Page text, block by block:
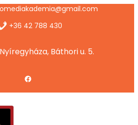
+36 42 788 430
Báthori u. 5.
Facebook